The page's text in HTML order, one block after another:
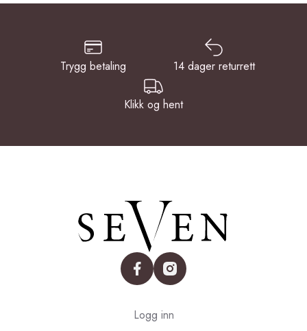
Trygg betaling 14 dager returrett
Klikk og hent
facebookinstagram
Logg inn